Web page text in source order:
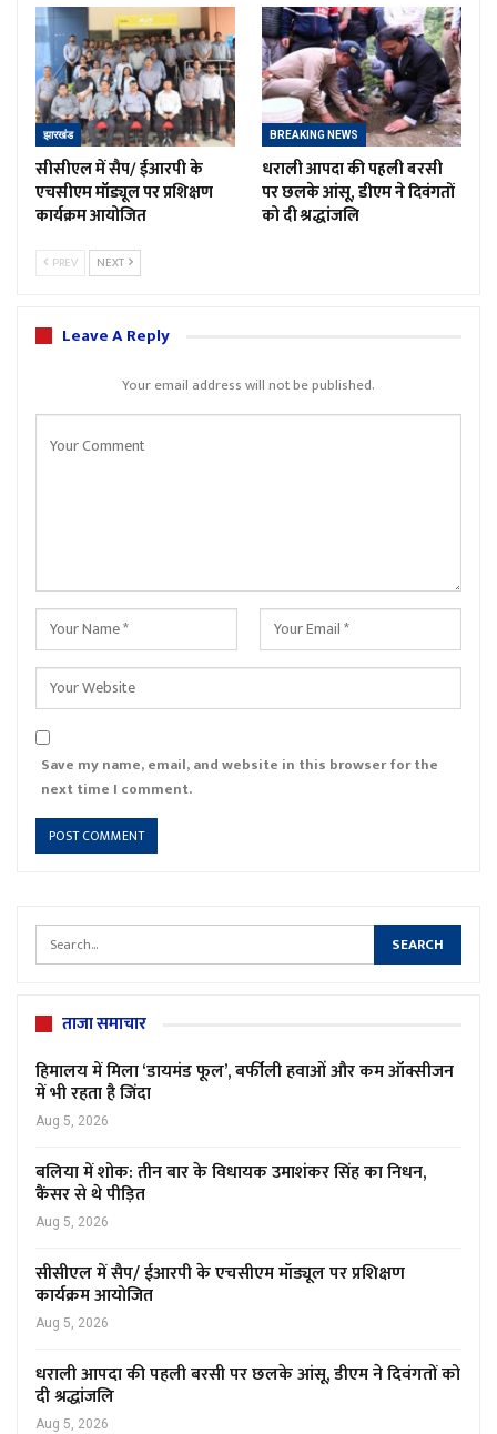
झारखंड
सीसीएल में सैप/ ईआरपी के
एचसीएम मॉड्यूल पर प्रशिक्षण
कार्यक्रम आयोजित
BREAKING NEWS
धराली आपदा की पहली बरसी
पर छलके आंसू, डीएम ने दिवंगतों
को दी श्रद्धांजलि
PREV NEXT
Leave A Reply
Your email address will not be published.
Save my name, email, and website in this browser for the
next time I comment.
ताजा समाचार
हिमालय में मिला ‘डायमंड फूल’, बर्फीली हवाओं और कम ऑक्सीजन
में भी रहता है जिंदा
Aug 5, 2026
बलिया में शोक: तीन बार के विधायक उमाशंकर सिंह का निधन,
कैंसर से थे पीड़ित
Aug 5, 2026
सीसीएल में सैप/ ईआरपी के एचसीएम मॉड्यूल पर प्रशिक्षण
कार्यक्रम आयोजित
Aug 5, 2026
धराली आपदा की पहली बरसी पर छलके आंसू, डीएम ने दिवंगतों को
दी श्रद्धांजलि
Aug 5, 2026